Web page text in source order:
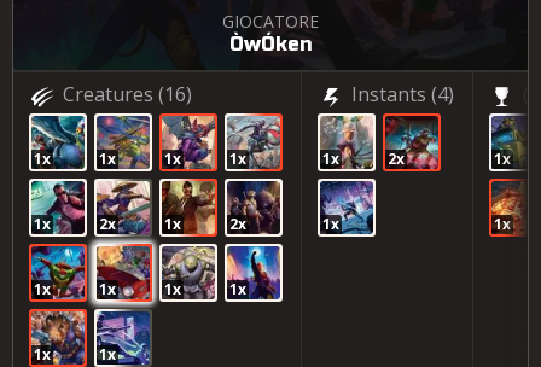
GIOCATORE
ÒwÓken
Creatures (16)
1x 1x 1x 1x
1x 2x 1x 2x
1x 1x 1x 1x
1x 1x
Instants (4)
1x 2x
1x
1x
1x